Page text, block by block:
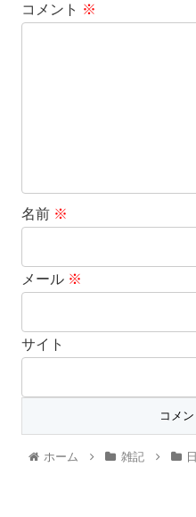
コメント ※
名前 ※
メール ※
サイト
ホーム 雑記